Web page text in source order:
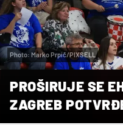
Photo: Marko Prpič/PIXSELL
PROŠIRUJE SE
ZAGREB